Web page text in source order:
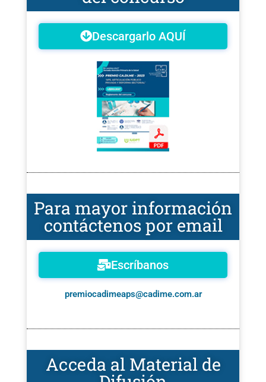
Descargarlo AQUÍ
Para mayor información
contáctenos por email
Escríbanos
premiocadimeaps@cadime.com.ar
Acceda al Material de